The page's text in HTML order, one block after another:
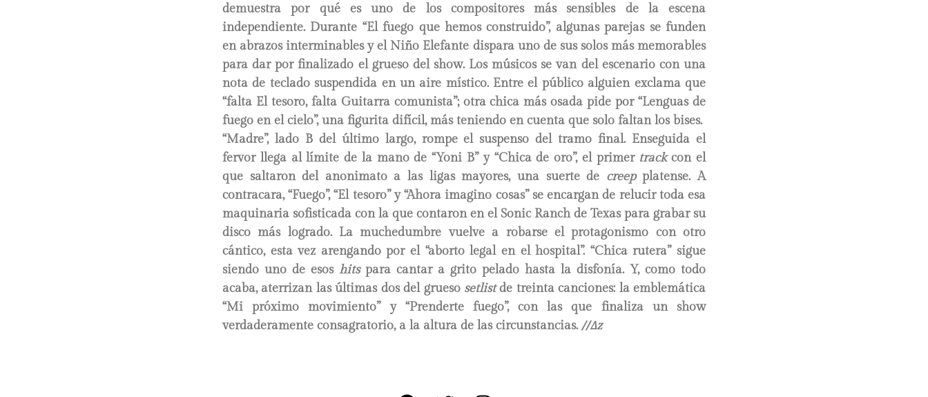
demuestra por qué es uno de los compositores más sensibles de la escena
independiente. Durante “El fuego que hemos construido”, algunas parejas se funden
en abrazos interminables y el Niño Elefante dispara uno de sus solos más memorables
para dar por finalizado el grueso del show. Los músicos se van del escenario con una
nota de teclado suspendida en un aire místico. Entre el público alguien exclama que
“falta El tesoro, falta Guitarra comunista”; otra chica más osada pide por “Lenguas de
fuego en el cielo”, una figurita difícil, más teniendo en cuenta que solo faltan los bises.
“Madre”, lado B del último largo, rompe el suspenso del tramo final. Enseguida el
fervor llega al límite de la mano de “Yoni B” y “Chica de oro”, el primer trackcon el
que saltaron del anonimato a las ligas mayores, una suerte de creepplatense. A
contracara, “Fuego”, “El tesoro” y “Ahora imagino cosas” se encargan de relucir toda esa
maquinaria sofisticada con la que contaron en el Sonic Ranch de Texas para grabar su
disco más logrado. La muchedumbre vuelve a robarse el protagonismo con otro
cántico, esta vez arengando por el “aborto legal en el hospital”. “Chica rutera” sigue
siendo uno de esos hitspara cantar a grito pelado hasta la disfonía. Y, como todo
acaba, aterrizan las últimas dos del grueso setlistde treinta canciones: la emblemática
“Mi próximo movimiento” y “Prenderte fuego”, con las que finaliza un show
verdaderamente consagratorio, a la altura de las circunstancias.//∆z